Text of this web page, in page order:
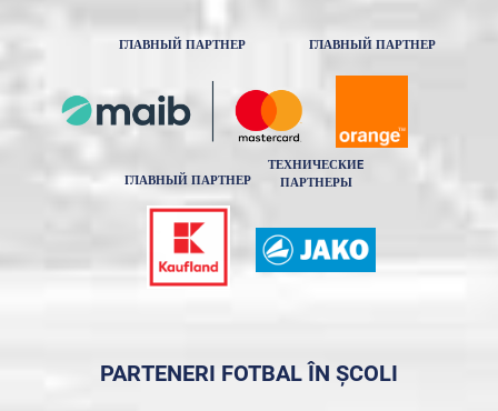
ГЛАВНЫЙ ПАРТНЕР ГЛАВНЫЙ ПАРТНЕР
ГЛАВНЫЙ ПАРТНЕР
ТЕХНИЧЕСКИE
ПАРТНЕРЫ
PARTENERI FOTBAL ÎN ȘCOLI